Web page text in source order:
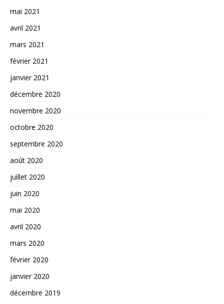
mai 2021
avril 2021
mars 2021
février 2021
janvier 2021
décembre 2020
novembre 2020
octobre 2020
septembre 2020
août 2020
juillet 2020
juin 2020
mai 2020
avril 2020
mars 2020
février 2020
janvier 2020
décembre 2019